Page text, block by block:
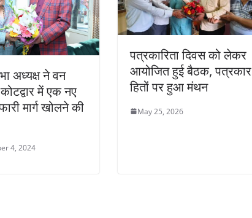
अध्यक्ष ने वन
में एक नए
मार्ग खोलने की
4, 2024
पत्रकारिता दिवस को लेकर
आयोजित हुई बैठक, पत्रकार
हितों पर हुआ मंथन
May 25, 2026